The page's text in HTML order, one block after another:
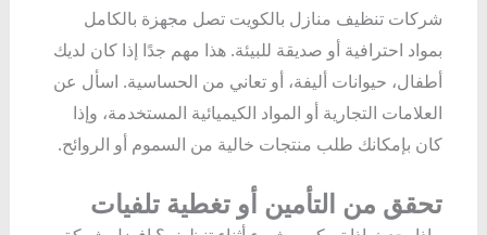
شركات تنظيف منازل بالكويت تصل مجهزة بالكامل
بمواد احترافية أو صديقة للبيئة. هذا مهم جدًا إذا كان لديك
أطفال، حيوانات أليفة، أو تعاني من الحساسية. اسأل عن
العلامات التجارية أو المواد الكيميائية المستخدمة، وإذا
كان بإمكانك طلب منتجات خالية من السموم أو الروائح.
تحقق من التأمين أو تغطية تلفيات